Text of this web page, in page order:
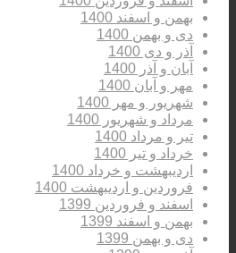
بهمن و اسفند 1400
دی و بهمن 1400
آذر و دی 1400
آبان و آذر 1400
مهر و آبان 1400
شهریور و مهر 1400
مرداد و شهریور 1400
تیر و مرداد 1400
خرداد و تیر 1400
اردیبهشت و خرداد 1400
فروردین و اردیبهشت 1400
اسفند و فروردین 1399
بهمن و اسفند 1399
دی و بهمن 1399